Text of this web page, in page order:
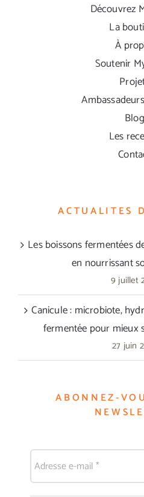
Découvrez
La
À
Soutenir
Blog
Les
ACTUALITES
Les boissons fermentées
en nourrissant
9 juillet
Canicule : microbiote,
fermentée pour mieux
27 juin
ABONNEZ-